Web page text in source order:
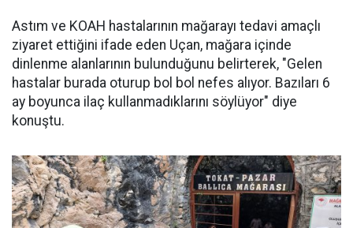
Astım ve KOAH hastalarının mağarayı tedavi amaçlı
ziyaret ettiğini ifade eden Uçan, mağara içinde
dinlenme alanlarının bulunduğunu belirterek, "Gelen
hastalar burada oturup bol bol nefes alıyor. Bazıları 6
ay boyunca ilaç kullanmadıklarını söylüyor" diye
konuştu.